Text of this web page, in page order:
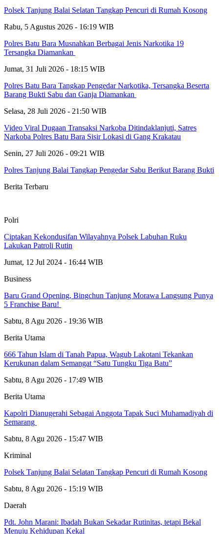
Polsek Tanjung Balai Selatan Tangkap Pencuri di Rumah Kosong
Rabu, 5 Agustus 2026 - 16:19 WIB
Polres Batu Bara Musnahkan Berbagai Jenis Narkotika 19
Tersangka Diamankan
Jumat, 31 Juli 2026 - 18:15 WIB
Polres Batu Bara Tangkap Pengedar Narkotika, Tersangka Beserta
Barang Bukti Sabu dan Ganja Diamankan
Selasa, 28 Juli 2026 - 21:50 WIB
Video Viral Dugaan Transaksi Narkoba Ditindaklanjuti, Satres
Narkoba Polres Batu Bara Sisir Lokasi di Gang Krakatau
Senin, 27 Juli 2026 - 09:21 WIB
Polres Tanjung Balai Tangkap Pengedar Sabu Berikut Barang Bukti
Berita Terbaru
Polri
Ciptakan Kekondusifan Wilayahnya Polsek Labuhan Ruku
Lakukan Patroli Rutin
Jumat, 12 Jul 2024 - 16:44 WIB
Business
‎Baru Grand Opening, Bingchun Tanjung Morawa Langsung Punya
5 Franchise Baru! ‎
Sabtu, 8 Agu 2026 - 19:36 WIB
Berita Utama
666 Tahun Islam di Tanah Papua, Wagub Lakotani Tekankan
Kerukunan dalam Semangat “Satu Tungku Tiga Batu”
Sabtu, 8 Agu 2026 - 17:49 WIB
Berita Utama
Kapolri Dianugerahi Sebagai Anggota Tapak Suci Muhamadiyah di
Semarang
Sabtu, 8 Agu 2026 - 15:47 WIB
Kriminal
Polsek Tanjung Balai Selatan Tangkap Pencuri di Rumah Kosong
Sabtu, 8 Agu 2026 - 15:19 WIB
Daerah
Pdt. John Marani: Ibadah Bukan Sekadar Rutinitas, tetapi Bekal
Menuju Kehidupan Kekal